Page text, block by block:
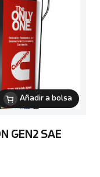
Añadir a bolsa
GEN2 SAE